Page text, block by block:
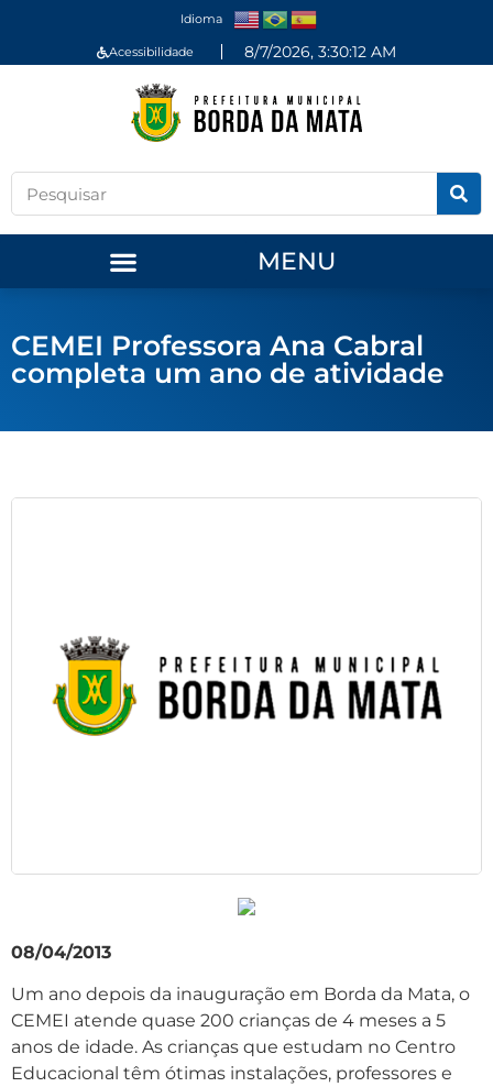
Idioma
Acessibilidade 8/7/2026, 3:30:12 AM
MENU
CEMEI Professora Ana Cabral
completa um ano de atividade
08/04/2013
Um ano depois da inauguração em Borda da Mata, o
CEMEI atende quase 200 crianças de 4 meses a 5
anos de idade. As crianças que estudam no Centro
Educacional têm ótimas instalações, professores e